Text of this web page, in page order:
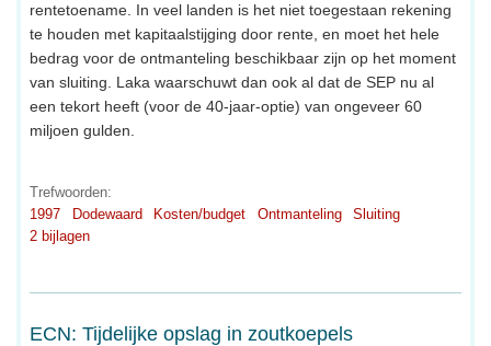
rentetoename. In veel landen is het niet toegestaan rekening
te houden met kapitaalstijging door rente, en moet het hele
bedrag voor de ontmanteling beschikbaar zijn op het moment
van sluiting. Laka waarschuwt dan ook al dat de SEP nu al
een tekort heeft (voor de 40-jaar-optie) van ongeveer 60
miljoen gulden.
Trefwoorden:
1997
Dodewaard Kosten/budget Ontmanteling
Sluiting
2 bijlagen
ECN: Tijdelijke opslag in zoutkoepels